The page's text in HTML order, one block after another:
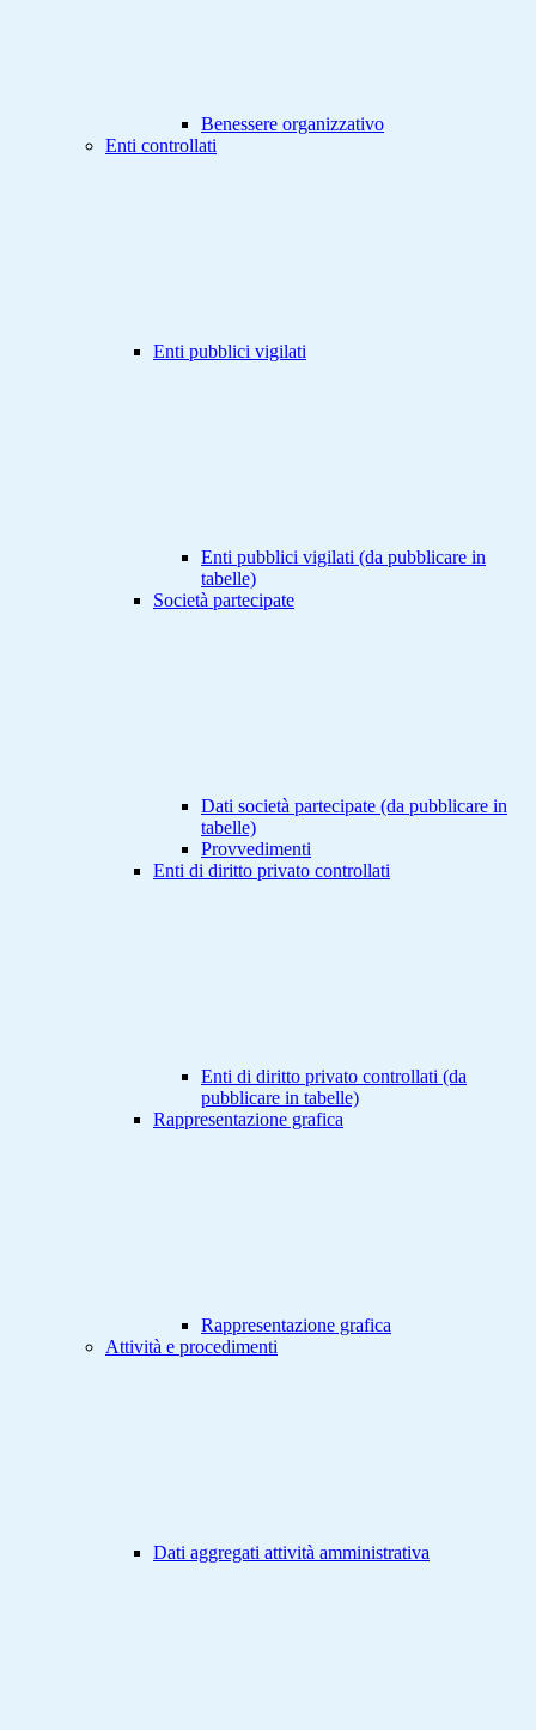
Benessere organizzativo
Enti controllati
Enti pubblici vigilati
Enti pubblici vigilati (da pubblicare in
tabelle)
Società partecipate
Dati società partecipate (da pubblicare in
tabelle)
Provvedimenti
Enti di diritto privato controllati
Enti di diritto privato controllati (da
pubblicare in tabelle)
Rappresentazione grafica
Rappresentazione grafica
Attività e procedimenti
Dati aggregati attività amministrativa